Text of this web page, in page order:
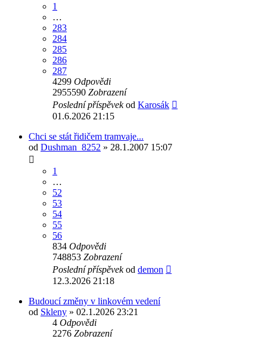
1
…
283
284
285
286
287
4299 Odpovědi
2955590 Zobrazení
Poslední příspěvekod Karosák
01.6.2026 21:15
Chci se stát řidičem tramvaje...
od Dushman_8252 » 28.1.2007 15:07
1
…
52
53
54
55
56
834 Odpovědi
748853 Zobrazení
Poslední příspěvekod demon
12.3.2026 21:18
Budoucí změny v linkovém vedení
od Skleny » 02.1.2026 23:21
4 Odpovědi
2276 Zobrazení